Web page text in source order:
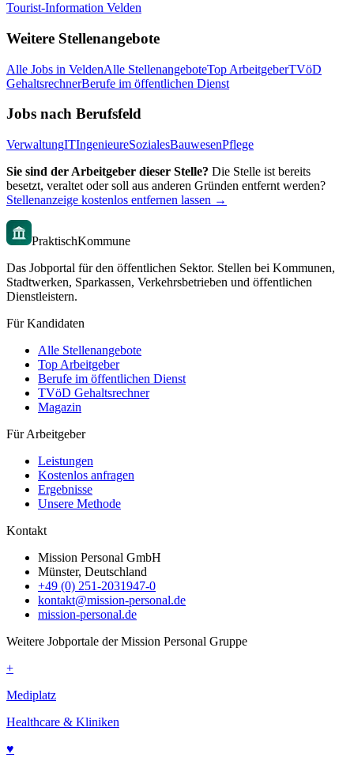
Tourist-Information Velden
Weitere Stellenangebote
Alle Jobs in VeldenAlle StellenangeboteTop ArbeitgeberTVöD
GehaltsrechnerBerufe im öffentlichen Dienst
Jobs nach Berufsfeld
VerwaltungITIngenieureSozialesBauwesenPflege
Sie sind der Arbeitgeber dieser Stelle? Die Stelle ist bereits
besetzt, veraltet oder soll aus anderen Gründen entfernt werden?
Stellenanzeige kostenlos entfernen lassen →
PraktischKommune
Das Jobportal für den öffentlichen Sektor. Stellen bei Kommunen,
Stadtwerken, Sparkassen, Verkehrsbetrieben und öffentlichen
Dienstleistern.
Für Kandidaten
Alle Stellenangebote
Top Arbeitgeber
Berufe im öffentlichen Dienst
TVöD Gehaltsrechner
Magazin
Für Arbeitgeber
Leistungen
Kostenlos anfragen
Ergebnisse
Unsere Methode
Kontakt
Mission Personal GmbH
Münster, Deutschland
+49 (0) 251-2031947-0
kontakt@mission-personal.de
mission-personal.de
Weitere Jobportale der Mission Personal Gruppe
+
Mediplatz
Healthcare & Kliniken
♥